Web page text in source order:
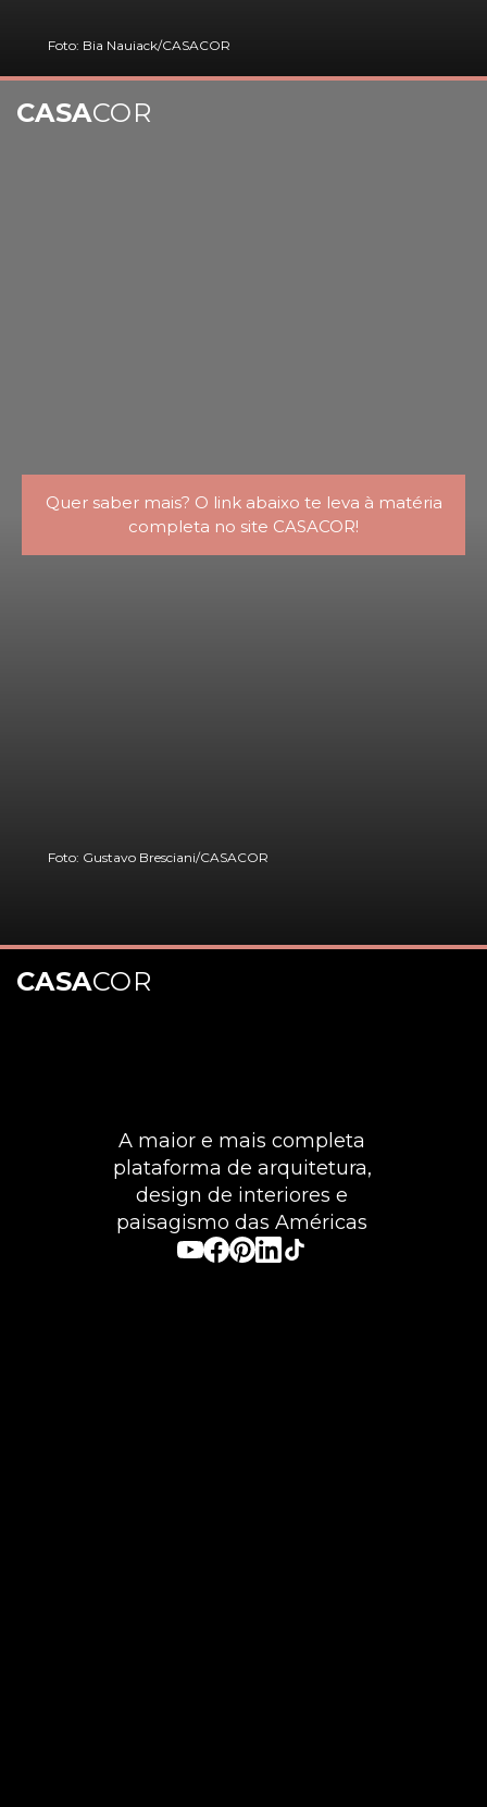
Foto: Bia Nauiack/CASACOR
Quer saber mais? O link abaixo te leva à matéria
completa no site CASACOR!
Foto: Gustavo Bresciani/CASACOR
CASACOR
Opening
A maior e mais completa
plataforma de arquitetura,
design de interiores e
paisagismo das Américas
CASACOR